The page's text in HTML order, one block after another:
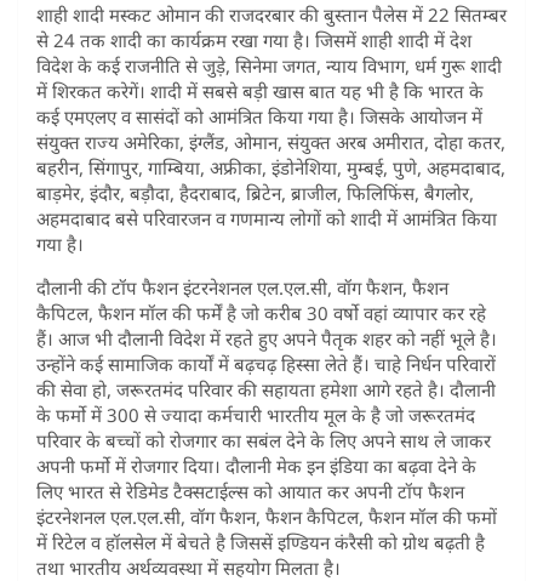
शाही शादी मस्कट ओमान की राजदरबार की बुस्तान पैलेस में 22 सितम्बर
से 24 तक शादी का कार्यक्रम रखा गया है। जिसमें शाही शादी में देश
विदेश के कई राजनीति से जुड़े, सिनेमा जगत, न्याय विभाग, धर्म गुरू शादी
में शिरकत करेगें। शादी में सबसे बड़ी खास बात यह भी है कि भारत के
कई एमएलए व सासंदों को आमंत्रित किया गया है। जिसके आयोजन में
संयुक्त राज्य अमेरिका, इंग्लैंड, ओमान, संयुक्त अरब अमीरात, दोहा कतर,
बहरीन, सिंगापुर, गाम्बिया, अफ्रीका, इंडोनेशिया, मुम्बई, पुणे, अहमदाबाद,
बाड़मेर, इंदौर, बड़ौदा, हैदराबाद, ब्रिटेन, ब्राजील, फिलिफिंस, बैगलोर,
अहमदाबाद बसे परिवारजन व गणमान्य लोगों को शादी में आमंत्रित किया
गया है।
दौलानी की टॉप फैशन इंटरनेशनल एल.एल.सी, वॉग फैशन, फैशन
कैपिटल, फैशन मॉल की फर्में है जो करीब 30 वर्षो वहां व्यापार कर रहे
हैं। आज भी दौलानी विदेश में रहते हुए अपने पैतृक शहर को नहीं भूले है।
उन्होंने कई सामाजिक कार्यों में बढ़चढ़ हिस्सा लेते हैं। चाहे निर्धन परिवारों
की सेवा हो, जरूरतमंद परिवार की सहायता हमेशा आगे रहते है। दौलानी
के फर्मो में 300 से ज्यादा कर्मचारी भारतीय मूल के है जो जरूरतमंद
परिवार के बच्चों को रोजगार का सबंल देने के लिए अपने साथ ले जाकर
अपनी फर्मो में रोजगार दिया। दौलानी मेक इन इंडिया का बढ़वा देने के
लिए भारत से रेडिमेड टैक्सटाईल्स को आयात कर अपनी टॉप फैशन
इंटरनेशनल एल.एल.सी, वॉग फैशन, फैशन कैपिटल, फैशन मॉल की फमों
में रिटेल व हॉलसेल में बेचते है जिससें इण्डियन कंरैसी को ग्रोथ बढ़ती है
तथा भारतीय अर्थव्यवस्था में सहयोग मिलता है।